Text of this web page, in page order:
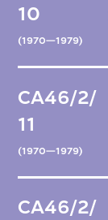
10
(1970—1979)
CA46/2/
11
(1970—1979)
CA46/2/